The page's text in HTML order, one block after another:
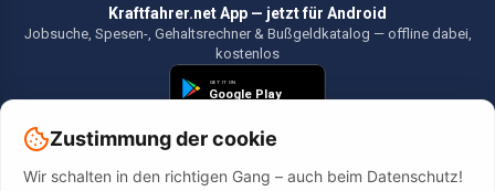
Kraftfahrer.net App — jetzt für Android
Jobsuche, Spesen-, Gehaltsrechner & Bußgeldkatalog — offline dabei,
kostenlos
©2026 Kraftfahrer.net. Alle Rechte vorbehalten.
Zustimmung der cookie
Wir schalten in den richtigen Gang – auch beim Datenschutz!